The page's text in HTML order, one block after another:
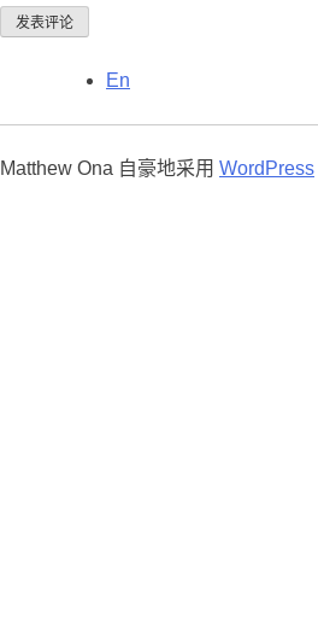
En
Matthew Ona 自豪地采用 WordPress